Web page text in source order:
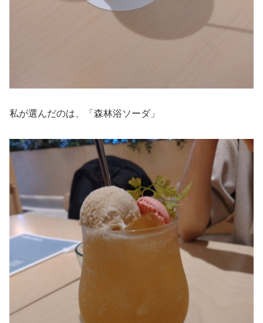
私が選んだのは、「森林浴ソーダ」